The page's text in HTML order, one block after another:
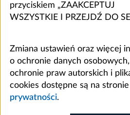
przyciskiem „ZAAKCEPTUJ
WSZYSTKIE I PRZEJDŹ DO
Zmiana ustawień oraz więcej
o ochronie danych osobowych,
ochronie praw autorskich i
cookies dostępne są na stronie
prywatności.